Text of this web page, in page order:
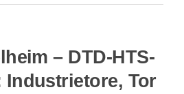
– DTD-HTS-
Industrietore, Tor